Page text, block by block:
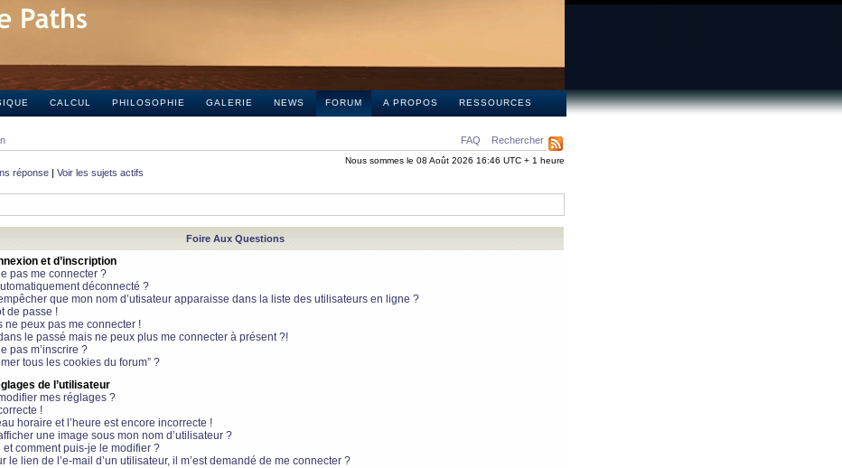
CALCUL PHILOSOPHIE GALERIE NEWS FORUM A PROPOS RESSOURCES
FAQ Rechercher
Nous sommes le 08 Août 2026 16:46 UTC + 1 heure
réponse | Voir les sujets actifs
Foire Aux Questions
et d’inscription
pas me connecter ?
déconnecté ?
que mon nom d’utisateur apparaisse dans la liste des utilisateurs en ligne ?
de passe !
ne peux pas me connecter !
le passé mais ne peux plus me connecter à présent ?!
pas m’inscrire ?
tous les cookies du forum” ?
de l’utilisateur
mes réglages ?
!
horaire et l’heure est encore incorrecte !
une image sous mon nom d’utilisateur ?
et comment puis-je le modifier ?
le lien de l’e-mail d’un utilisateur, il m’est demandé de me connecter ?